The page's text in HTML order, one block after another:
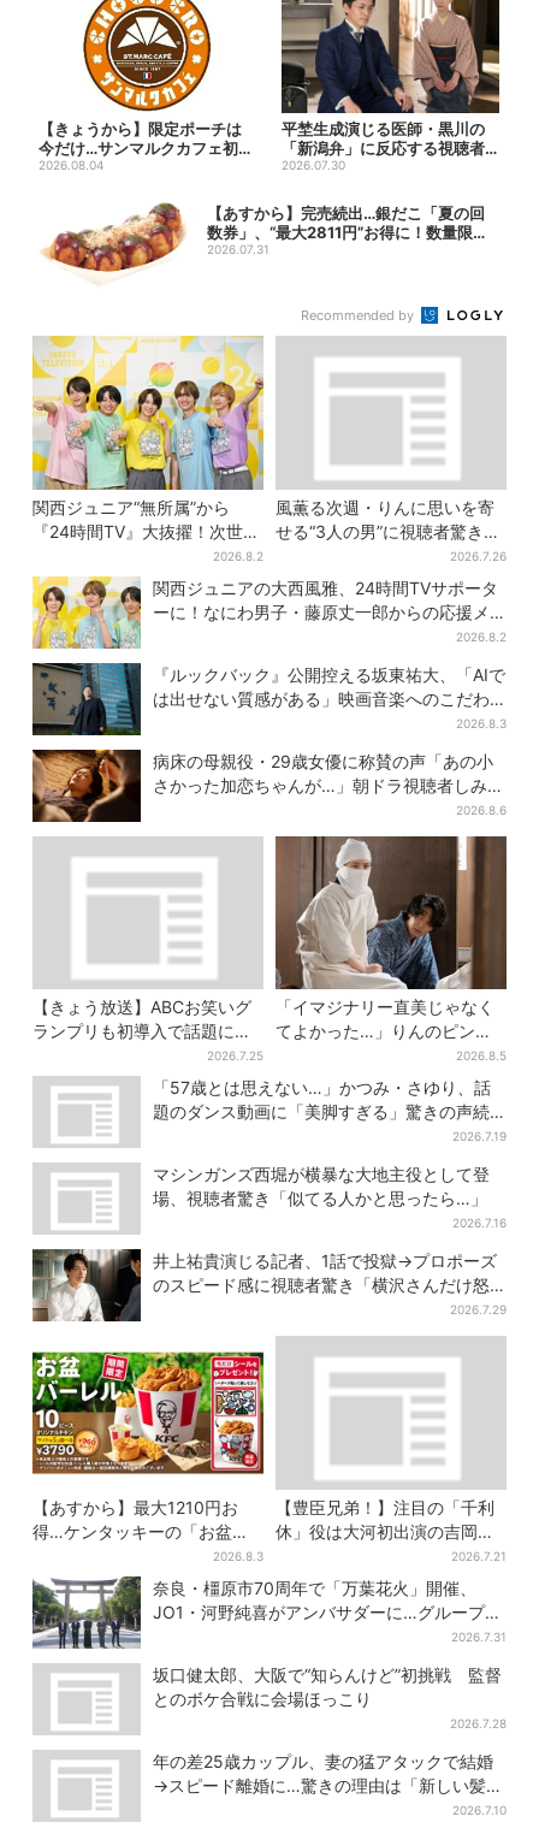
【きょうから】限定ポーチは
今だけ…サンマルクカフェ初の
「夏福袋」、実質無料でレア...
2026.08.04
平埜生成演じる医師・黒川の
「新潟弁」に反応する視聴者
続出「グッときた」
2026.07.30
【あすから】完売続出…銀だこ「夏の回
数券」、“最大2811円”お得に！数量限定
で
2026.07.31
Recommended by
関西ジュニア“無所属”から
『24時間TV』大抜擢！次世代
スターと期待「まさか僕
が…」
2026.8.2
風薫る次週・りんに思いを寄
せる“3人の男”に視聴者驚き
「みんな出ますやん！」2026.7.26
関西ジュニアの大西風雅、24時間TVサポータ
ーに！なにわ男子・藤原丈一郎からの応援メ
2026.8.2
『ルックバック』公開控える坂東祐大、「AIで
は出せない質感がある」映画音楽へのこだわ
2026.8.3
病床の母親役・29歳女優に称賛の声「あの小
さかった加恋ちゃんが…」朝ドラ視聴者しみじ
2026.8.6
【きょう放送】ABCお笑いグ
ランプリも初導入で話題に…
賞レースの「テーマソング」
が果たす役割とは？
2026.7.25
「イマジナリー直美じゃなく
てよかった…」りんのピンチ
に駆けつける直美、ベストな
タイミングに視聴者歓喜
2026.8.5
「57歳とは思えない…」かつみ・さゆり、話
題のダンス動画に「美脚すぎる」驚きの声続
2026.7.19
マシンガンズ西堀が横暴な大地主役として登
場、視聴者驚き「似てる人かと思ったら…」
2026.7.16
井上祐貴演じる記者、1話で投獄→プロポーズ
のスピード感に視聴者驚き「横沢さんだけ怒
2026.7.29
【あすから】最大1210円お
得…ケンタッキーの「お盆パ
ック」、2週間だけ！数量限定
シール付き
2026.8.3
【豊臣兄弟！】注目の「千利
休」役は大河初出演の吉岡秀
2026.7.21
奈良・橿原市70周年で「万葉花火」開催、
JO1・河野純喜がアンバサダーに…グループ楽
2026.7.31
坂口健太郎、大阪で“知らんけど”初挑戦 監督
とのボケ合戦に会場ほっこり
2026.7.28
年の差25歳カップル、妻の猛アタックで結婚
→スピード離婚に…驚きの理由は「新しい髪
2026.7.10